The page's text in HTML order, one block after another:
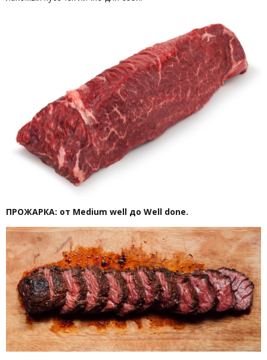
ПРОЖАРКА: от Medium well до Well done.